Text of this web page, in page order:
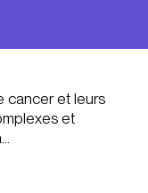
cancer et leurs
et